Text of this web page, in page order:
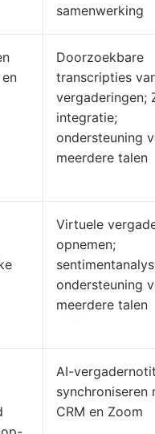
samenwerking
Doorzoekbare
transcripties
vergaderingen;
integratie;
ondersteuning
meerdere talen
Virtuele
opnemen;
ondersteuning
meerdere talen
AI-
synchroniseren
CRM en Zoom